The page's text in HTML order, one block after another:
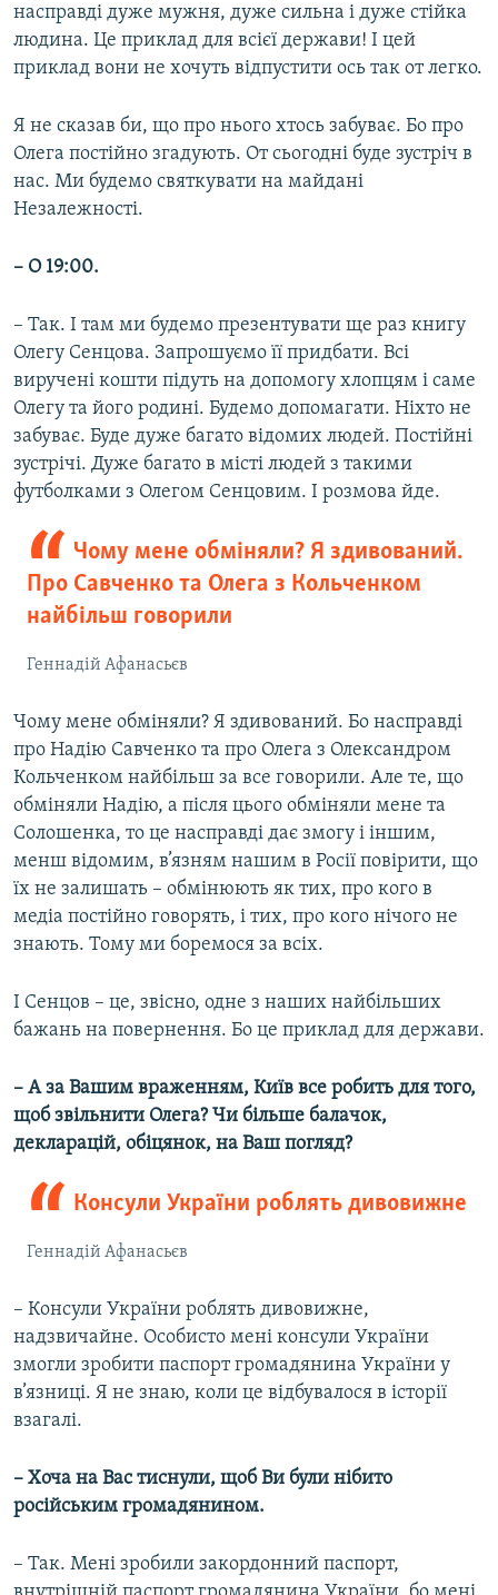
насправді дуже мужня, дуже сильна і дуже стійка
людина. Це приклад для всієї держави! І цей
приклад вони не хочуть відпустити ось так от легко.
Я не сказав би, що про нього хтось забуває. Бо про
Олега постійно згадують. От сьогодні буде зустріч в
нас. Ми будемо святкувати на майдані
Незалежності.
– О 19:00.
– Так. І там ми будемо презентувати ще раз книгу
Олегу Сенцова. Запрошуємо її придбати. Всі
виручені кошти підуть на допомогу хлопцям і саме
Олегу та його родині. Будемо допомагати. Ніхто не
забуває. Буде дуже багато відомих людей. Постійні
зустрічі. Дуже багато в місті людей з такими
футболками з Олегом Сенцовим. І розмова йде.
Чому мене обміняли? Я здивований.
Про Савченко та Олега з Кольченком
найбільш говорили
Геннадій Афанасьєв
Чому мене обміняли? Я здивований. Бо насправді
про Надію Савченко та про Олега з Олександром
Кольченком найбільш за все говорили. Але те, що
обміняли Надію, а після цього обміняли мене та
Солошенка, то це насправді дає змогу і іншим,
менш відомим, в’язням нашим в Росії повірити, що
їх не залишать – обмінюють як тих, про кого в
медіа постійно говорять, і тих, про кого нічого не
знають. Тому ми боремося за всіх.
І Сенцов – це, звісно, одне з наших найбільших
бажань на повернення. Бо це приклад для держави.
– А за Вашим враженням, Київ все робить для того,
щоб звільнити Олега? Чи більше балачок,
декларацій, обіцянок, на Ваш погляд?
Консули України роблять дивовижне
Геннадій Афанасьєв
– Консули України роблять дивовижне,
надзвичайне. Особисто мені консули України
змогли зробити паспорт громадянина України у
в’язниці. Я не знаю, коли це відбувалося в історії
взагалі.
– Хоча на Вас тиснули, щоб Ви були нібито
російським громадянином.
– Так. Мені зробили закордонний паспорт,